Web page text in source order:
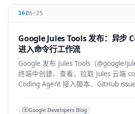
1606-25
Google Jules Tools 发布：异步
进入命令行工作流
Google 发布 Jules Tools（@google/
终端中创建、查看、拉取 Jules 云端
Coding Agent 接入脚本、GitHub
Google Developers Blog